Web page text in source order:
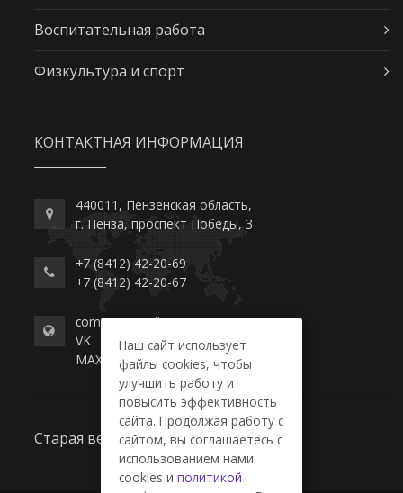
Воспитательная работа
Физкультура и спорт
КОНТАКТНАЯ ИНФОРМАЦИЯ
440011, Пензенская область,
г. Пенза, проспект Победы, 3
+7 (8412) 42-20-69
+7 (8412) 42-20-67
commerce-college.ru
VK
MAX
Старая версия сайта
Наш сайт использует
файлы cookies, чтобы
улучшить работу и
повысить эффективность
сайта. Продолжая работу с
сайтом, вы соглашаетесь с
использованием нами
cookies и политикой